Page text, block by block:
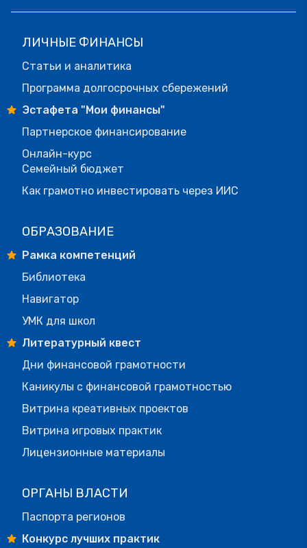
ЛИЧНЫЕ ФИНАНСЫ
Статьи и аналитика
Программа долгосрочных сбережений
Эстафета "Мои финансы"
Партнерское финансирование
Онлайн-курс
Семейный бюджет
Как грамотно инвестировать через ИИС
ОБРАЗОВАНИЕ
Рамка компетенций
Библиотека
Навигатор
УМК для школ
Литературный квест
Дни финансовой грамотности
Каникулы с финансовой грамотностью
Витрина креативных проектов
Витрина игровых практик
Лицензионные материалы
ОРГАНЫ ВЛАСТИ
Паспорта регионов
Конкурс лучших практик